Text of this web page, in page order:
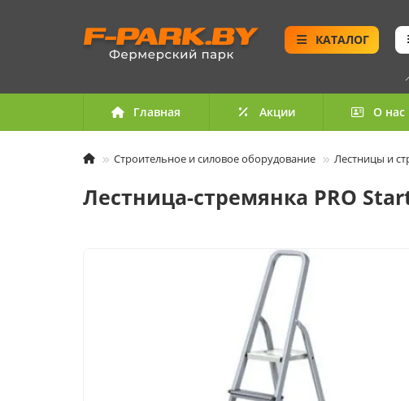
КАТАЛОГ
Главная Акции О нас
Строительное и силовое оборудование Лестницы и
Лестница-стремянка PRO